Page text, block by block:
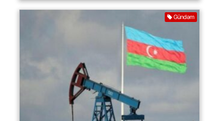
Gündəm